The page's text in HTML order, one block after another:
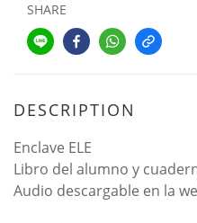
SHARE
DESCRIPTION
Enclave ELE
Libro del alumno y
Audio descargable en la